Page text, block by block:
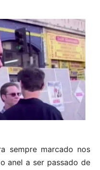
sempre marcado nos
anel a ser passado de